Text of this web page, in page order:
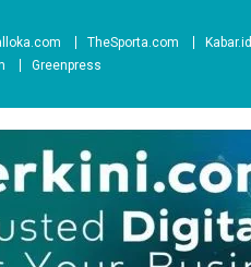
TheSporta.com Kabar.id
Greenpress